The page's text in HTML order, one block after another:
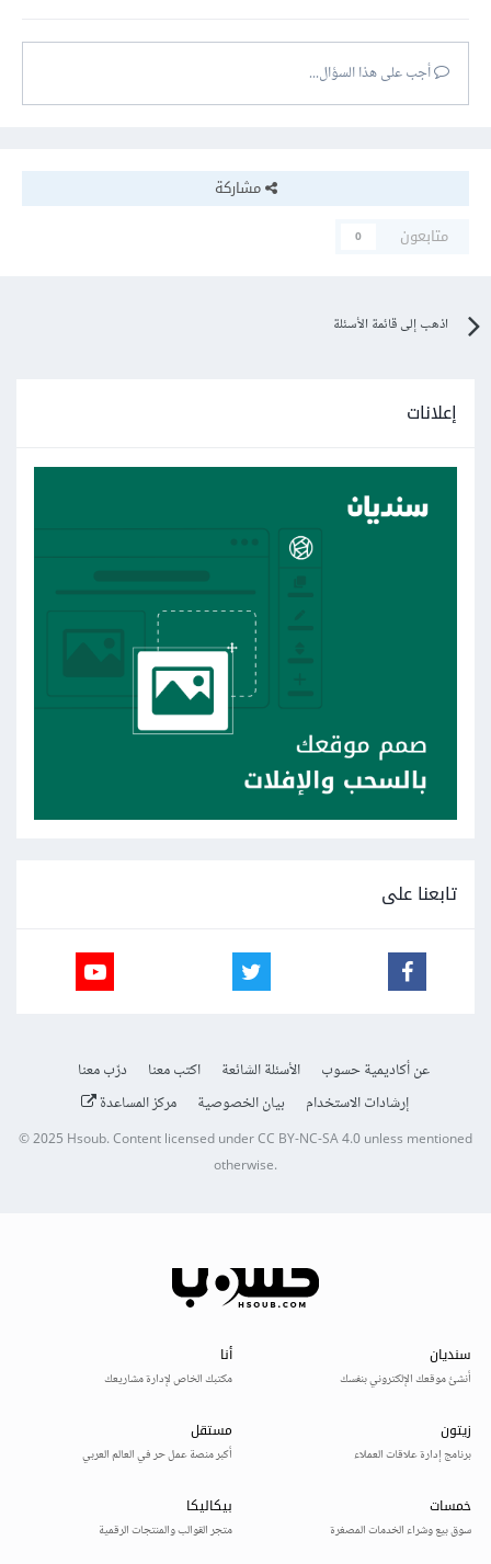
أجب على هذا السؤال...
مشاركة
متابعون
0
اذهب إلى قائمة الأسئلة
إعلانات
تابعنا على
عن أكاديمية حسوب الأسئلة الشائعة اكتب معنا
درّب معنا
إرشادات الاستخدام
بيان الخصوصية مركز المساعدة
© 2025Hsoub.Content licensed underCC BY-NC-SA 4.0unless mentioned
otherwise.